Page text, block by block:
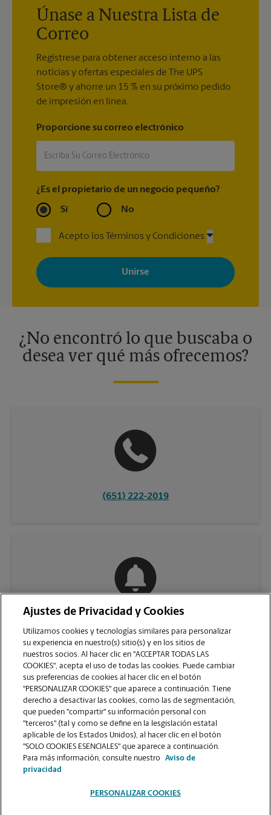
Únase a Nuestra Lista de
Correo
Regístrese para obtener acceso interno a las
noticias y ofertas especiales de The UPS
Store® y ahorre un 15 % en su próximo pedido
de impresión en línea.
Proporcione su correo electrónico
¿Es el propietario de un negocio pequeño?
Sí No
Acepto los Términos y Condiciones
Al registrarse, acepta recibir correos electrónicos de The UPS
Store con noticias, ofertas especiales, promociones y mensajes
adaptados a sus intereses. Puede darse de baja en cualquier
momento. Para más información, consulte nuestra política de
¿No encontró lo que buscaba o
desea ver qué más ofrecemos?
(651) 222-2019
VER LA PÁGINA DE LA TIENDA
Ajustes de Privacidad y Cookies
Utilizamos cookies y tecnologías similares para personalizar
su experiencia en nuestro(s) sitio(s) y en los sitios de
nuestros socios. Al hacer clic en "ACCEPTAR TODAS LAS
COOKIES", acepta el uso de todas las cookies. Puede cambiar
sus preferencias de cookies al hacer clic en el botón
"PERSONALIZAR COOKIES" que aparece a continuación. Tiene
derecho a desactivar las cookies, como las de segmentación,
que pueden "compartir" su información personal con
"terceros" (tal y como se define en la lesgislación estatal
aplicable de los Estados Unidos), al hacer clic en el botón
"SOLO COOKIES ESENCIALES" que aparece a continuación.
Para más información, consulte nuestro
Aviso de
privacidad
PERSONALIZAR COOKIES